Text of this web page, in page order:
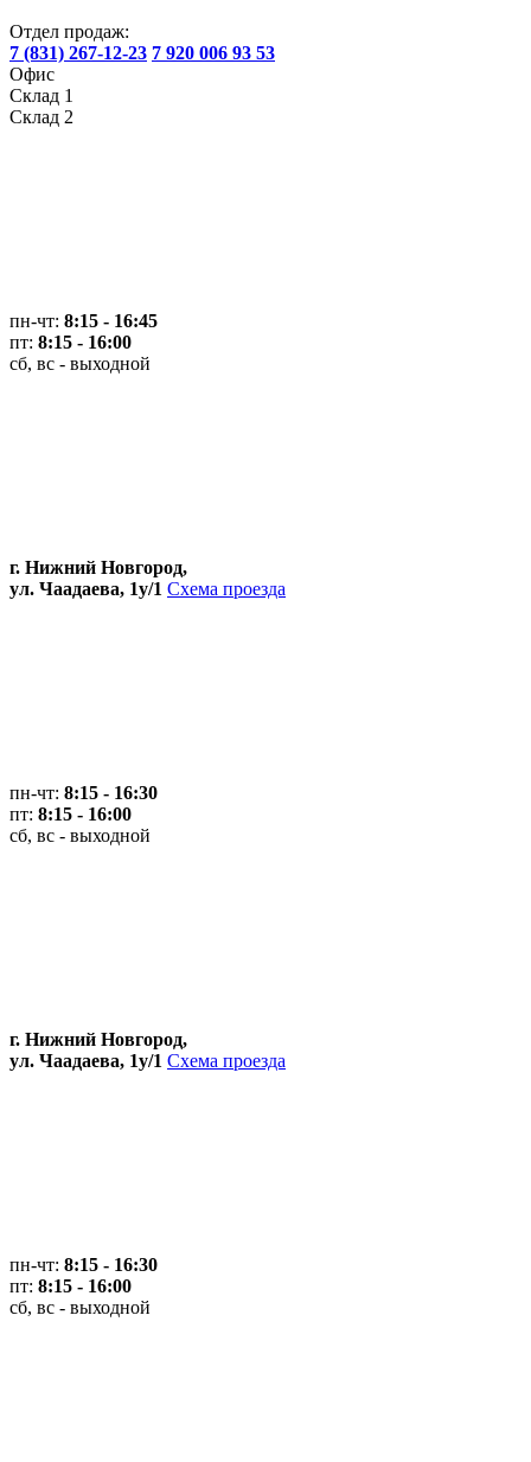
Отдел продаж:
7 (831) 267-12-23 7 920 006 93 53
Офис
Склад 1
Склад 2
пн-чт: 8:15 - 16:45
пт: 8:15 - 16:00
сб, вс - выходной
г. Нижний Новгород,
ул. Чаадаева, 1у/1 Схема проезда
пн-чт: 8:15 - 16:30
пт: 8:15 - 16:00
сб, вс - выходной
г. Нижний Новгород,
ул. Чаадаева, 1у/1 Схема проезда
пн-чт: 8:15 - 16:30
пт: 8:15 - 16:00
сб, вс - выходной